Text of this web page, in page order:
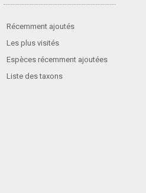
Récemment ajoutés
Les plus visités
Espèces récemment ajoutées
Liste des taxons